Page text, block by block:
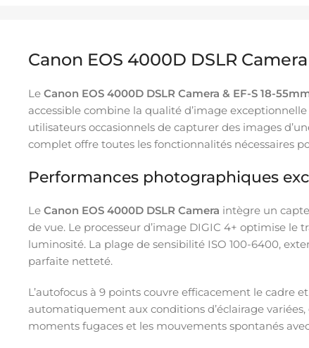
Canon EOS 4000D DSLR
Le Canon EOS 4000D DSLR Camera & EF-S 18-
accessible combine la qualité d’image
utilisateurs occasionnels de capturer des images
complet offre toutes les fonctionnalités nécessaires
Performances photographiques
Le Canon EOS 4000D DSLR Camera intègre un
de vue. Le processeur d’image DIGIC 4+ optimise
luminosité. La plage de sensibilité ISO 100-6400,
parfaite netteté.
L’autofocus à 9 points couvre efficacement le cadre
automatiquement aux conditions d’éclairage
moments fugaces et les mouvements spontanés